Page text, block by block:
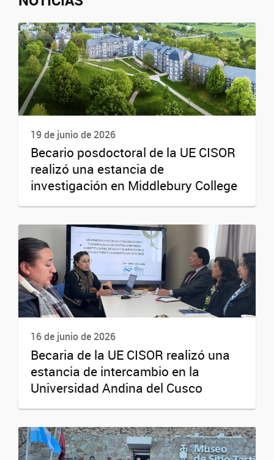
19 de junio de 2026
Becario posdoctoral de la UE CISOR
realizó una estancia de
investigación en Middlebury College
16 de junio de 2026
Becaria de la UE CISOR realizó una
estancia de intercambio en la
Universidad Andina del Cusco